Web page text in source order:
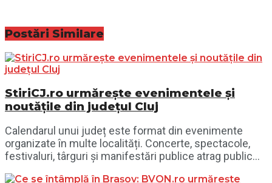
Postări Similare
StiriCJ.ro urmărește evenimentele și
noutățile din județul Cluj
Calendarul unui județ este format din evenimente
organizate în multe localități. Concerte, spectacole,
festivaluri, târguri și manifestări publice atrag public...